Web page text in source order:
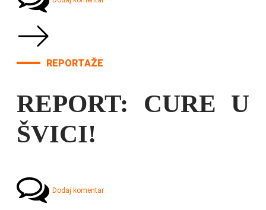
REPORTAŽE
REPORT: CURE U
ŠVICI!
Dodaj komentar